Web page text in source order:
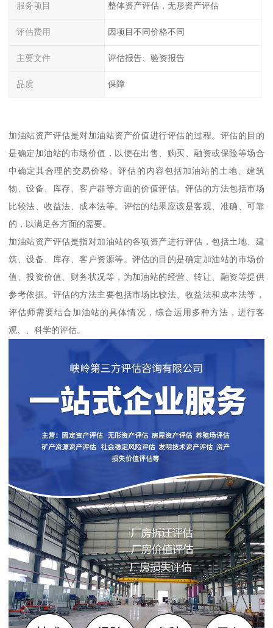
服务项目 整体资产评估，无形资产评估
评估费用 因项目不同价格不同
主要文件 评估报告、验资报告
品质 保障
加油站资产评估是对加油站资产价值进行评估的过程。评估的目的
是确定加油站的市场价值，以便在出售、购买、融资或保险等场合
中确定其合理的交易价格。评估的内容包括加油站的土地、建筑
物、设备、库存、客户群等方面的价值评估。评估的方法包括市场
比较法、收益法、成本法等。评估的结果应该是客观、准确、可靠
的，以满足各方面的需要。
加油站资产评估是指对加油站的各项资产进行评估，包括土地、建
筑、设备、库存、客户资源等。评估的目的是确定加油站的市场价
值、投资价值、财务状况等，为加油站的经营、转让、融资等提供
参考依据。评估的方法主要包括市场比较法、收益法和成本法等，
评估师需要结合加油站的具体情况，综合运用多种方法，进行客
观、、科学的评估。